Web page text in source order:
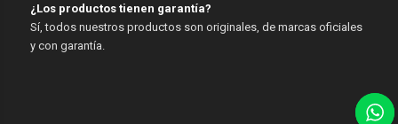
¿Los productos tienen garantía?
Sí, todos nuestros productos son originales, de marcas oficiales
y con garantía.